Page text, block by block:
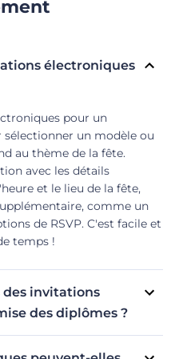
électroniques
pour un
un modèle ou
au thème de la fête.
avec les détails
et le lieu de la fête,
comme un
de RSVP. C'est facile et
temps !
des invitations
des diplômes ?
la remise des diplômes
pour annoncer et